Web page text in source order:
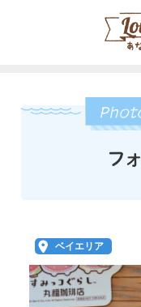
ベイエリア